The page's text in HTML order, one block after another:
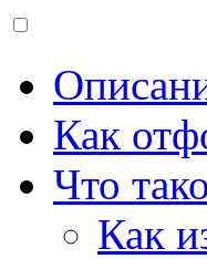
Как
Что
Как